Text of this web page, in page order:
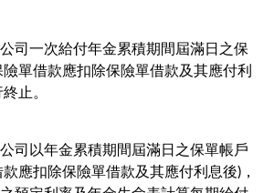
司一次給付年金累積期間屆滿日之保
單借款應扣除保險單借款及其應付利
止。
司以年金累積期間屆滿日之保單帳戶
應扣除保險單借款及其應付利息後)，